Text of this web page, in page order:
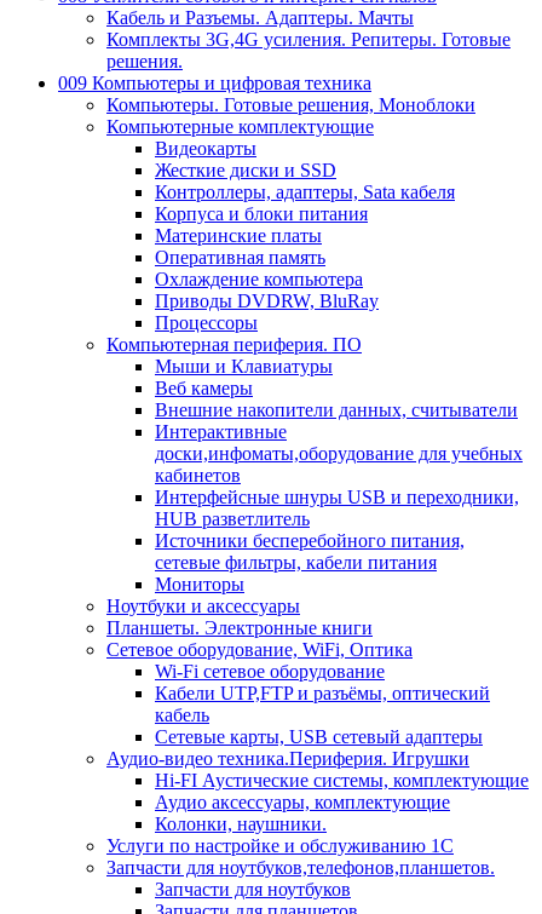
Кабель и Разъемы. Адаптеры. Мачты
Комплекты 3G,4G усиления. Репитеры. Готовые
решения.
009 Компьютеры и цифровая техника
Компьютеры. Готовые решения, Моноблоки
Компьютерные комплектующие
Видеокарты
Жесткие диски и SSD
Контроллеры, адаптеры, Sata кабеля
Корпуса и блоки питания
Материнские платы
Оперативная память
Охлаждение компьютера
Приводы DVDRW, BluRay
Процессоры
Компьютерная периферия. ПО
Мыши и Клавиатуры
Веб камеры
Внешние накопители данных, считыватели
Интерактивные
доски,инфоматы,оборудование для учебных
кабинетов
Интерфейсные шнуры USB и переходники,
HUB разветлитель
Источники бесперебойного питания,
сетевые фильтры, кабели питания
Мониторы
Ноутбуки и аксессуары
Планшеты. Электронные книги
Сетевое оборудование, WiFi, Оптика
Wi-Fi сетевое оборудование
Кабели UTP,FTP и разъёмы, оптический
кабель
Сетевые карты, USB сетевый адаптеры
Аудио-видео техника.Периферия. Игрушки
Hi-FI Аустические системы, комплектующие
Аудио аксессуары, комплектующие
Колонки, наушники.
Услуги по настройке и обслуживанию 1С
Запчасти для ноутбуков,телефонов,планшетов.
Запчасти для ноутбуков